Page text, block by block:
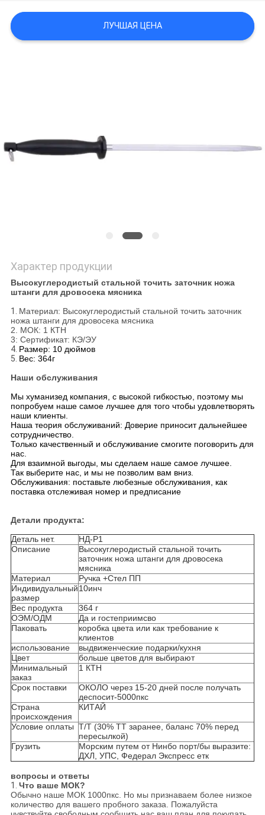
ЗАПРОСИТЕ
ЦИТАТУ
POLICY
ЛУЧШАЯ ЦЕНА
Характер продукции
Высокуглеродистый стальной точить заточник ножа
штанги для дровосека мясника
1. Материал: Высокуглеродистый стальной точить заточник
ножа штанги для дровосека мясника
2. МОК: 1 КТН
3: Сертификат: КЭ/ЭУ
4. Размер: 10 дюймов
5. Вес: 364г
Наши обслуживания
Мы хуманизед компания, с высокой гибкостью, поэтому мы
попробуем наше самое лучшее для того чтобы удовлетворять
наши клиенты.
Наша теория обслуживаний: Доверие приносит дальнейшее
сотрудничество.
Только качественный и обслуживание смогите поговорить для
нас.
Для взаимной выгоды, мы сделаем наше самое лучшее.
Так выберите нас, и мы не позволим вам вниз.
Обслуживания: поставьте любезные обслуживания, как
поставка отслеживая номер и предписание
Детали продукта:
Деталь нет.
НД-Р1
Описание
Высокуглеродистый стальной точить
заточник ножа штанги для дровосека
мясника
Материал
Ручка +Стел ПП
Индивидуальный
размер
10инч
Вес продукта
364 г
ОЭМ/ОДМ
Да и гостеприимсво
Паковать
коробка цвета или как требование к
клиентов
использование
выдвиженческие подарки/кухня
Цвет
больше цветов для выбирают
Минимальный
заказ
1 КТН
Срок поставки
ОКОЛО через 15-20 дней после получать
деспосит-5000пкс
Страна
происхождения
КИТАЙ
Условие оплаты Т/Т (30% ТТ заранее, баланс 70% перед
пересылкой)
Грузить
Морским путем от Нинбо порт/бы выразите:
ДХЛ, УПС, Федерал Экспресс етк
вопросы и ответы
1. Что ваше МОК?
Обычно наше МОК 1000пкс. Но мы признаваем более низкое
количество для вашего пробного заказа. Пожалуйста